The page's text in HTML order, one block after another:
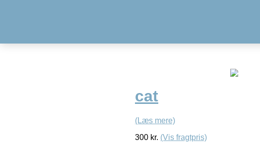
cat
(Læs mere)
300 kr. (Vis fragtpris)